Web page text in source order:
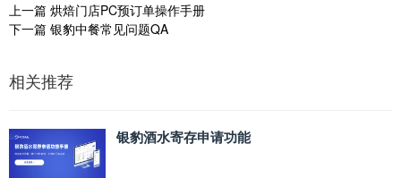
上一篇 烘焙门店PC预订单操作手册
下一篇 银豹中餐常见问题QA
相关推荐
银豹酒水寄存申请功能